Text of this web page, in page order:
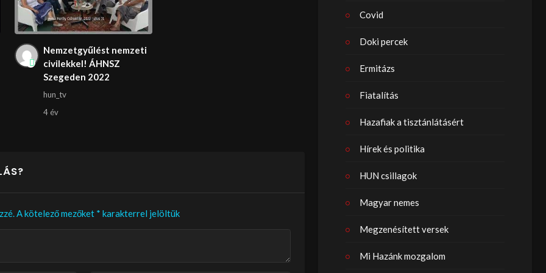
Nemzetgyűlést nemzeti
civilekkel! ÁHNSZ
Szegeden 2022
hun_tv
4 év
A kötelező mezőket * karakterrel jelöltük
Covid
Doki percek
Ermitázs
Fiatalítás
Hazafiak a tisztánlátásért
Hírek és politika
HUN csillagok
Magyar nemes
Megzenésített versek
Mi Hazánk mozgalom